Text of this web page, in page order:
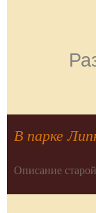
В парке
Описание